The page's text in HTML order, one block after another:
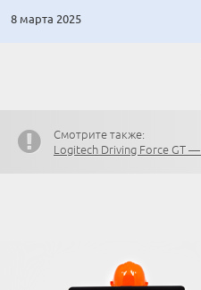
8 марта 2025
Смотрите также:
Logitech Driving Force GT